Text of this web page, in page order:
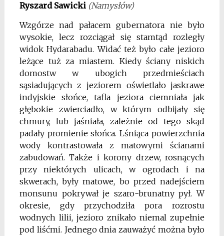
Ryszard Sawicki (Namysłów)
Wzgórze nad pałacem gubernatora nie było
wysokie, lecz rozciągał się stamtąd rozległy
widok Hydarabadu. Widać też było całe jezioro
leżące tuż za miastem. Kiedy ściany niskich
domostw w ubogich przedmieściach
sąsiadujących z jeziorem oświetlało jaskrawe
indyjskie słońce, tafla jeziora ciemniała jak
głębokie zwierciadło, w którym odbijały się
chmury, lub jaśniała, zależnie od tego skąd
padały promienie słońca. Lśniąca powierzchnia
wody kontrastowała z matowymi ścianami
zabudowań. Także i korony drzew, rosnących
przy niektórych ulicach, w ogrodach i na
skwerach, były matowe, bo przed nadejściem
monsunu pokrywał je szaro-brunatny pył. W
okresie, gdy przychodziła pora rozrostu
wodnych lilii, jezioro znikało niemal zupełnie
pod liśćmi. Jednego dnia zauważyć można było